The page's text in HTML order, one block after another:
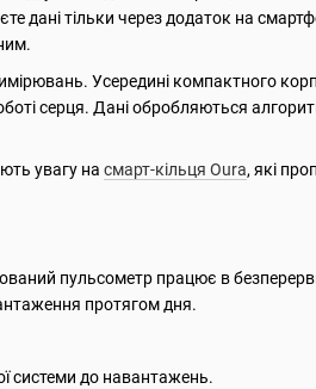
дані тільки через додаток на
Усередині компактного
серця. Дані обробляються
увагу на смарт-кільця Oura, які
пульсометр працює в
протягом дня.
системи до навантажень.